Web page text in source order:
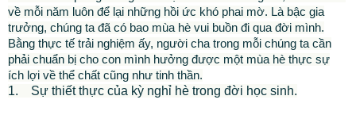
về mỗi năm luôn để lại những hồi ức khó phai mờ. Là bậc gia
trưởng, chúng ta đã có bao mùa hè vui buồn đi qua đời mình.
Bằng thực tế trải nghiệm ấy, người cha trong mỗi chúng ta cần
phải chuẩn bị cho con mình hưởng được một mùa hè thực sự
ích lợi về thể chất cũng như tinh thần.
1. Sự thiết thực của kỳ nghỉ hè trong đời học sinh.